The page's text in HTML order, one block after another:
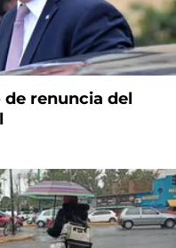
renuncia del